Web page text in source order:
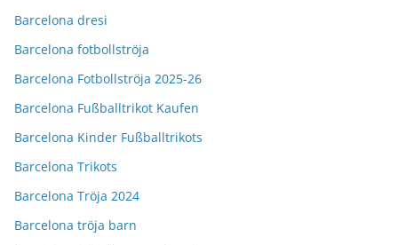
Barcelona dresi
Barcelona fotbollströja
Barcelona Fotbollströja 2025-26
Barcelona Fußballtrikot Kaufen
Barcelona Kinder Fußballtrikots
Barcelona Trikots
Barcelona Tröja 2024
Barcelona tröja barn